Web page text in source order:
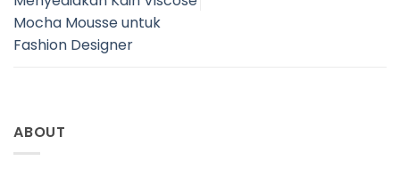
Mocha Mousse untuk
Fashion Designer
ABOUT